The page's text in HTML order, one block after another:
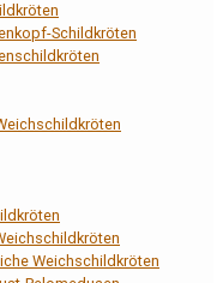
Schildkröten
Weichschildkröten